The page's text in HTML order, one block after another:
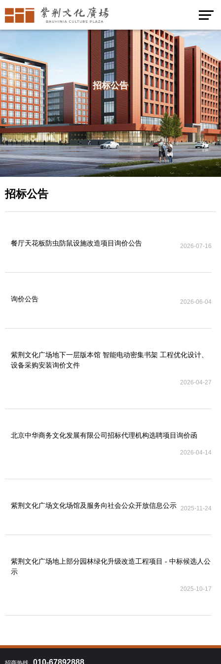
招标公告
招标公告
餐厅天花板防虫防鼠设施改造项目询价公告 2026-07-16
询价公告 2026-06-04
紫荆文化广场地下一层版本馆 智能电动密集书架 工程优化设计、
设备采购安装询价文件
2026-04-27
北京中华商务文化发展有限公司招标代理机构选聘项目询价函
2026-04-14
紫荆文化广场文化场馆及服务向社会公众开放信息公示 2025-11-24
紫荆文化广场地上部分园林绿化升级改造工程项目 - 中标候选人公
示
2025-10-17
010-67892888